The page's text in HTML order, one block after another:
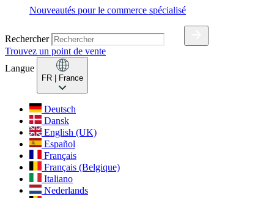
Nouveautés pour le commerce spécialisé
Rechercher
Trouvez un point de vente
Langue
FR | France
Deutsch
Dansk
English (UK)
Español
Français
Français (Belgique)
Italiano
Nederlands